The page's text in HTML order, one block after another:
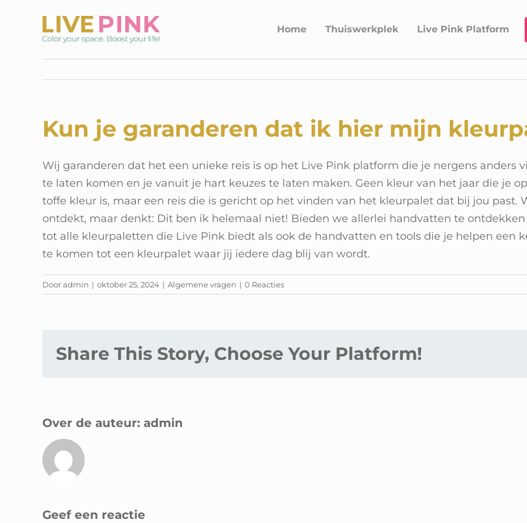
Home Thuiswerkplek Live Pink Platform
Kun je garanderen dat ik hier mijn
Wij garanderen dat het een unieke reis is op het Live Pink platform die je nergens anders
te laten komen en je vanuit je hart keuzes te laten maken. Geen kleur van het jaar die je
toffe kleur is, maar een reis die is gericht op het vinden van het kleurpalet dat bij jou past.
ontdekt, maar denkt: Dit ben ik helemaal niet! Bieden we allerlei handvatten te
tot alle kleurpaletten die Live Pink biedt als ook de handvatten en tools die je helpen een
te komen tot een kleurpalet waar jij iedere dag blij van wordt.
Dooradmin | oktober 25, 2024 | Algemene vragen | 0 Reacties
Share This Story, Choose Your Platform!
Over de auteur: admin
Geef een reactie